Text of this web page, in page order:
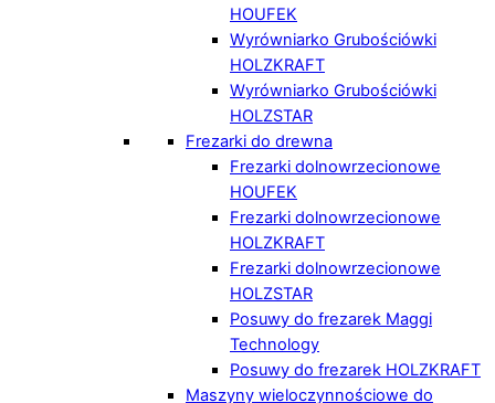
HOUFEK
Wyrówniarko Grubościówki
HOLZKRAFT
Wyrówniarko Grubościówki
HOLZSTAR
Frezarki do drewna
Frezarki dolnowrzecionowe
HOUFEK
Frezarki dolnowrzecionowe
HOLZKRAFT
Frezarki dolnowrzecionowe
HOLZSTAR
Posuwy do frezarek Maggi
Technology
Posuwy do frezarek HOLZKRAFT
Maszyny wieloczynnościowe do